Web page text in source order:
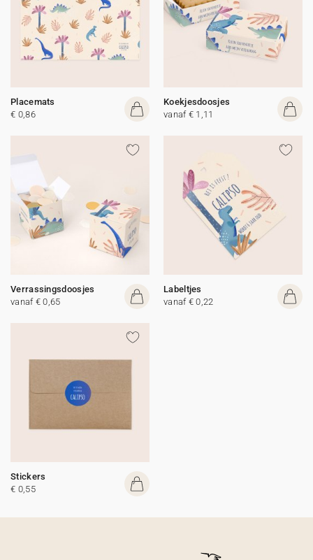
Placemats
€ 0,86
Koekjesdoosjes
vanaf € 1,11
Verrassingsdoosjes
vanaf € 0,65
Labeltjes
vanaf € 0,22
Stickers
€ 0,55